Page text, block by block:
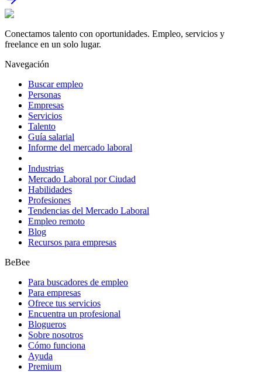
Conectamos talento con oportunidades. Empleo, servicios y
freelance en un solo lugar.
Navegación
Buscar empleo
Personas
Empresas
Servicios
Talento
Guía salarial
Informe del mercado laboral
Industrias
Mercado Laboral por Ciudad
Habilidades
Profesiones
Tendencias del Mercado Laboral
Empleo remoto
Blog
Recursos para empresas
BeBee
Para buscadores de empleo
Para empresas
Ofrece tus servicios
Encuentra un profesional
Blogueros
Sobre nosotros
Cómo funciona
Ayuda
Premium